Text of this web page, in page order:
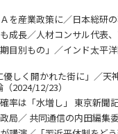
を産業政策に／日本総研
長／人材コンサル代表
別もの」／インド太平
く開かれた街に」／天
2024/12/23）
は「水増し」 東京新聞
局／ 共同通信の内田編集